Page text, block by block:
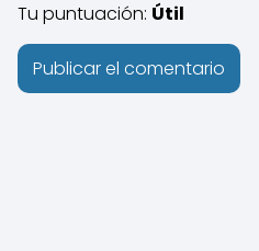
Tu puntuación: Útil